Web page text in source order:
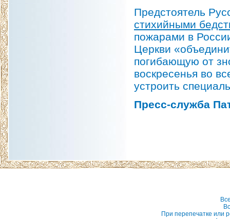
Предстоятель
стихийными
пожарами в
Церкви
погибающую от
воскресенья во
устроить
Пресс-служба
При перепечатке или